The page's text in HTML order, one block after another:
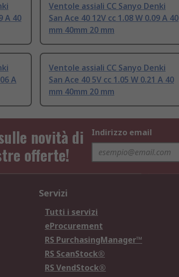
A 40
Ventole assiali CC Sanyo Denki
San Ace 40 12V cc 1.08 W 0.09 A 40
mm 40mm 20 mm
A
Ventole assiali CC Sanyo Denki
San Ace 40 5V cc 1.05 W 0.21 A 40
mm 40mm 20 mm
novità di
offerte!
Indirizzo email
Servizi
Tutti i servizi
eProcurement
RS PurchasingManager™
RS ScanStock®
RS VendStock®